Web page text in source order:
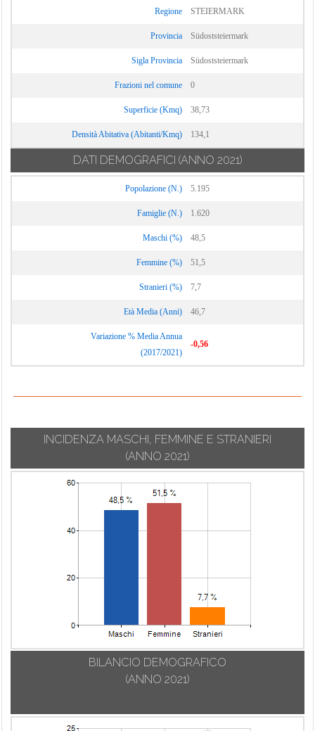
Regione STEIERMARK
Provincia Südoststeiermark
Sigla Provincia Südoststeiermark
Frazioni nel comune 0
Superficie (Kmq) 38,73
Densità Abitativa (Abitanti/Kmq) 134,1
DATI DEMOGRAFICI (ANNO 2021)
Popolazione (N.) 5.195
Famiglie (N.) 1.620
Maschi (%) 48,5
Femmine (%) 51,5
Stranieri (%) 7,7
Età Media (Anni) 46,7
Variazione % Media Annua
(2017/2021)
-0,56
INCIDENZA MASCHI, FEMMINE E STRANIERI
(ANNO 2021)
BILANCIO DEMOGRAFICO
(ANNO 2021)